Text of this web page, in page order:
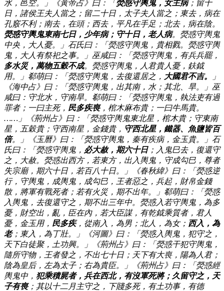
水，邑空。」《黃帝占》曰：「 熒惑守輿鬼，女主病；留十
日，諸侯王夫人當之；留二十日，太子夫人當之；東去，病在
孔竅不利；南去，在頭；西去，平凡在手足；北去，病在陰。
熒惑守輿鬼東南七日，少年病；守十日，老人病。熒惑守輿鬼
中央，大人憂。」石氏曰：「熒惑守輿鬼，貴相戮。熒惑守輿
鬼，大人有祭祀之事。」巫咸曰：「熒惑守輿鬼，有兵兵罷，
多水災，萬物五穀不成。熒惑守輿鬼，人君貴人憂，鈇鉞
用。」郗萌曰：「熒惑守輿鬼，去復還居之， 大國君不吉。
」
《海中占》曰：「熒惑守輿鬼，出其南，水；其北、旱。」巫
咸曰：守北水，守南旱。郗萌曰：「熒惑守輿鬼，執法吏有過
罪者；一曰主死， 民多疾喪，棺木麻布貴；一曰牛馬貴。
……」《荊州占》曰：「熒惑守輿鬼東北星，棺木貴；守東南
星，五穀貴；守西南星，金錢貴， 守西北星，鐵器、魚鹽皆百
倍。」《玉曆》曰：「熒惑守輿鬼，秦有疾病，金玉貴。」石
氏曰：「熒惑守輿鬼， 必大赦，期六十日；入鬼巳去，復還守
之，大赦。熒惑出西方，若東方，出入輿鬼，守成勾巳，尊者
失宗廟，期六十日，若百八十日。」《春秋緯》曰：「熒惑逆
行，守輿鬼，成輿鬼，成勾巳，王者惡之，兵起，財帛金錢
散，將軍有戰死者；若有火災，期不出年。」郗萌曰：「熒惑
入輿鬼，去復還守之，期不出三年中。熒惑入若守輿鬼，為多
憂，財空出，亂，臣在內，若大臣謀，有乾鉞乘質者，君人
憂，金玉用， 民多疾，從南入，為男；北人，為女； 西入，為
老；東入，為丁壯。」《河圖》曰：「熒惑入輿鬼，犯守之，
天下白徒聚，土功興。」《荊州占》曰：「熒惑干犯守輿鬼，
隨所守物，王者發之，不出七十日；天下有大喪，陽為人君；
陰為皇后，左為太子；右為貴臣。」《荊州占》曰：「熒惑經
輿鬼中， 犯乘積屍者，兵在西北，有沒軍死將；久留守之，天
子有喪；其以十二月主守之，下賤多死，有土功事，有德